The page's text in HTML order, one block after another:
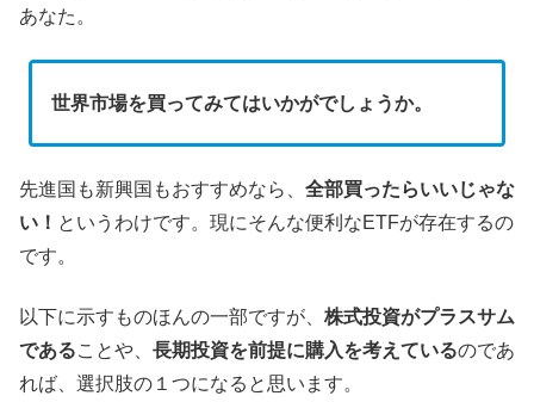
あなた。
世界市場を買ってみてはいかがでしょうか。
先進国も新興国もおすすめなら、 全部買ったらいいじゃな
い！ というわけです。現にそんな便利なETFが存在するの
です。
以下に示すものほんの一部ですが、 株式投資がプラスサム
であることや、 長期投資を前提に購入を考えているのであ
れば、選択肢の１つになると思います。